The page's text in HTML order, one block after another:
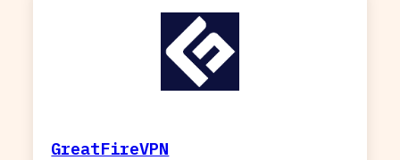
GreatFireVPN